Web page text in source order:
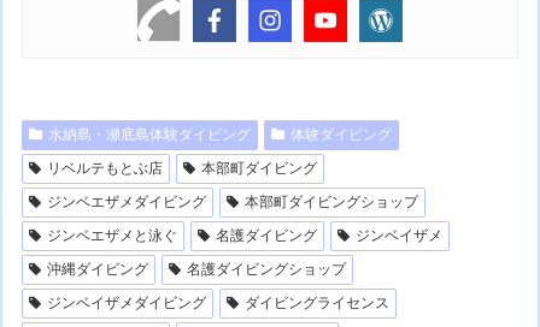
水納島・瀬底島体験ダイビング
体験ダイビング
リベルテもとぶ店
本部町ダイビング
ジンベエザメダイビング
本部町ダイビングショップ
ジンベエザメと泳ぐ
名護ダイビング
ジンベイザメ
沖縄ダイビング
名護ダイビングショップ
ジンベイザメダイビング
ダイビングライセンス